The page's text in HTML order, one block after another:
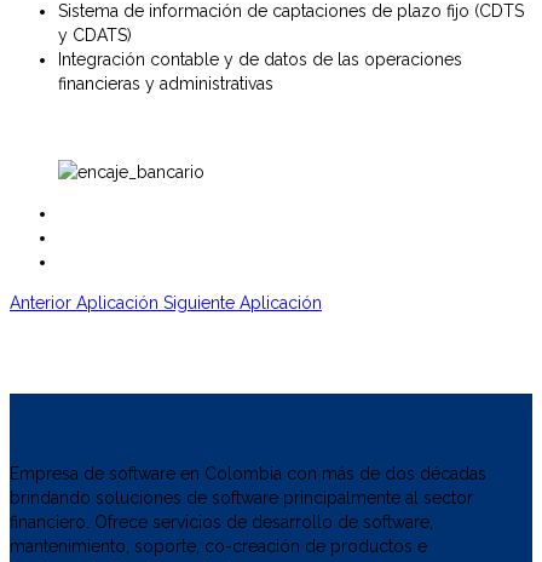
Sistema de información de captaciones de plazo fijo (CDTS
y CDATS)
Integración contable y de datos de las operaciones
financieras y administrativas
Anterior Aplicación Siguiente Aplicación
Empresa de software en Colombia con más de dos décadas
brindando soluciones de software principalmente al sector
financiero. Ofrece servicios de desarrollo de software,
mantenimiento, soporte, co-creación de productos e